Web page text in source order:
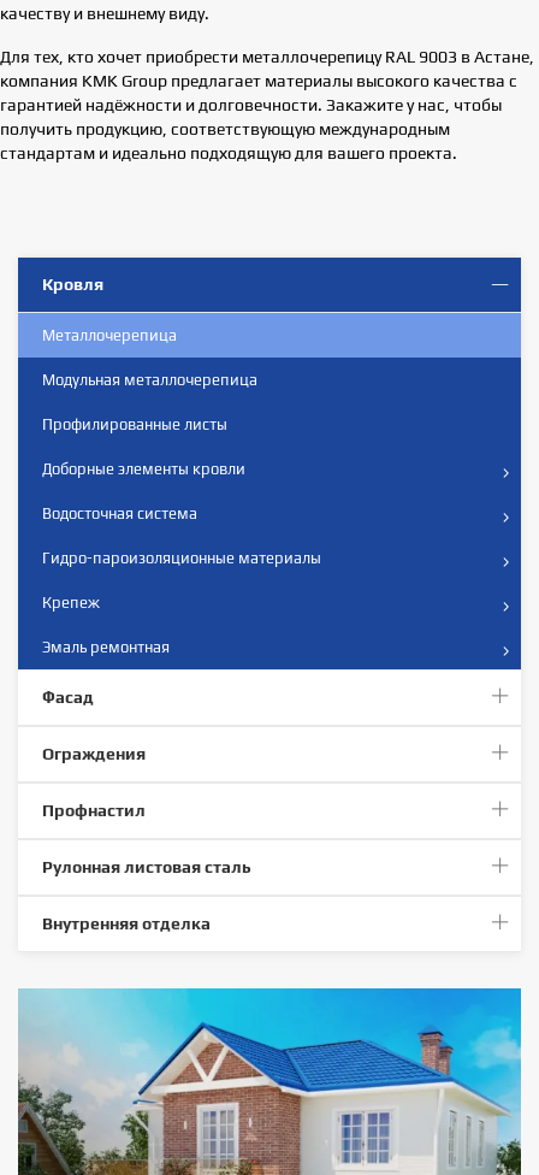
Кровля
Металлочерепица
Модульная металлочерепица
Профилированные листы
Доборные элементы кровли
Водосточная система
Гидро-пароизоляционные материалы
Крепеж
Эмаль ремонтная
Фасад
Ограждения
Профнастил
Рулонная листовая сталь
Внутренняя отделка
качеству и внешнему виду.
Для тех, кто хочет приобрести металлочерепицу RAL 9003 в Астане,
компания KMK Group предлагает материалы высокого качества с
гарантией надёжности и долговечности. Закажите у нас, чтобы
получить продукцию, соответствующую международным
стандартам и идеально подходящую для вашего проекта.